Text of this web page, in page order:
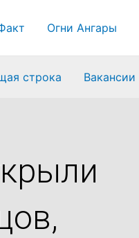
Огни Ангары
строка Вакансии